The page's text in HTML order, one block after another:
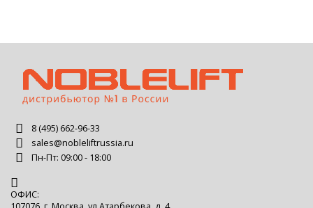
8 (495) 662-96-33
sales@nobleliftrussia.ru
Пн-Пт: 09:00 - 18:00
ОФИС: